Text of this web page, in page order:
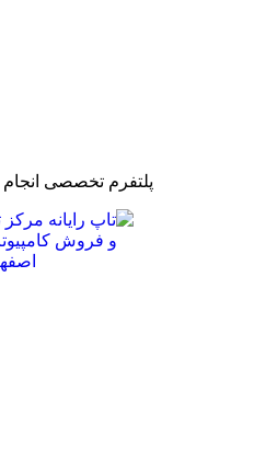
پلتفرم تخصصی